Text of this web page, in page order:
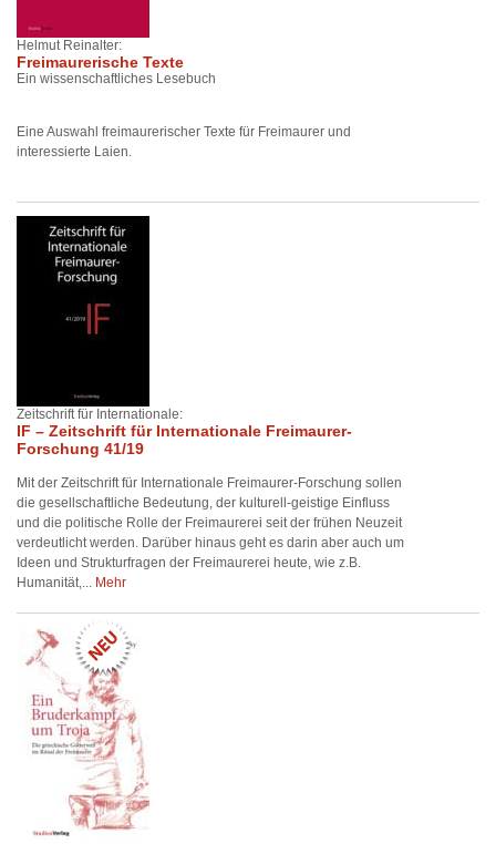
Helmut Reinalter:
Freimaurerische Texte
Ein wissenschaftliches Lesebuch
Eine Auswahl freimaurerischer Texte für Freimaurer und
interessierte Laien.
Zeitschrift für Internationale:
IF – Zeitschrift für Internationale Freimaurer-
Forschung 41/19
Mit der Zeitschrift für Internationale Freimaurer-Forschung sollen
die gesellschaftliche Bedeutung, der kulturell-geistige Einfluss
und die politische Rolle der Freimaurerei seit der frühen Neuzeit
verdeutlicht werden. Darüber hinaus geht es darin aber auch um
Ideen und Strukturfragen der Freimaurerei heute, wie z.B.
Humanität,... Mehr